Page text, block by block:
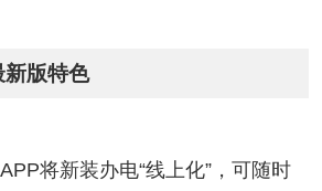
新版特色
将新装办电“线上化”，可随时